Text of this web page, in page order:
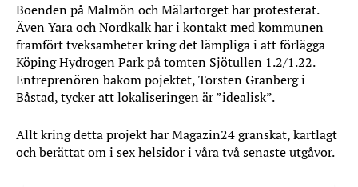
Boenden på Malmön och Mälartorget har protesterat.
Även Yara och Nordkalk har i kontakt med kommunen
framfört tveksamheter kring det lämpliga i att förlägga
Köping Hydrogen Park på tomten Sjötullen 1.2/1.22.
Entreprenören bakom pojektet, Torsten Granberg i
Båstad, tycker att lokaliseringen är ”idealisk”.
Allt kring detta projekt har Magazin24 granskat, kartlagt
och berättat om i sex helsidor i våra två senaste utgåvor.